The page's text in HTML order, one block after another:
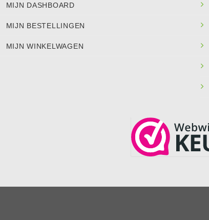
MIJN DASHBOARD
MIJN BESTELLINGEN
MIJN WINKELWAGEN